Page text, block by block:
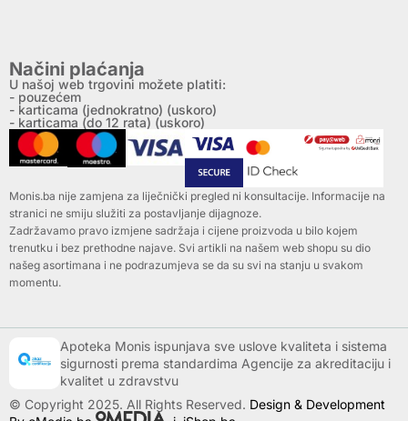
Načini plaćanja
U našoj web trgovini možete platiti:
- pouzećem
- karticama (jednokratno) (uskoro)
- karticama (do 12 rata) (uskoro)
Monis.ba nije zamjena za liječnički pregled ni konsultacije. Informacije na
stranici ne smiju služiti za postavljanje dijagnoze.
Zadržavamo pravo izmjene sadržaja i cijene proizvoda u bilo kojem
trenutku i bez prethodne najave. Svi artikli na našem web shopu su dio
našeg asortimana i ne podrazumjeva se da su svi na stanju u svakom
momentu.
Apoteka Monis ispunjava sve uslove kvaliteta i sistema
sigurnosti prema standardima Agencije za akreditaciju i
kvalitet u zdravstvu
© Copyright 2025. All Rights Reserved. Design & Development